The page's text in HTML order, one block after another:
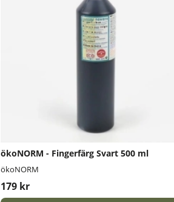
ökoNORM - Fingerfärg Svart 500 ml
ökoNORM
179 kr